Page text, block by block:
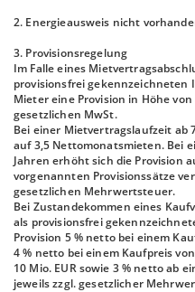
2. Energieausweis nicht
3. Provisionsregelung
Im Falle eines
provisionsfrei gekennzeichneten
Mieter eine Provision in Höhe
gesetzlichen MwSt.
Bei einer Mietvertragslaufzeit ab
auf 3,5 Nettomonatsmieten. Bei
Jahren erhöht sich die Provision
vorgenannten Provisionssätze
gesetzlichen Mehrwertsteuer.
Bei Zustandekommen eines
als provisionsfrei
Provision 5 % netto bei einem
4 % netto bei einem Kaufpreis
10 Mio. EUR sowie 3 % netto ab
jeweils zzgl. gesetzlicher